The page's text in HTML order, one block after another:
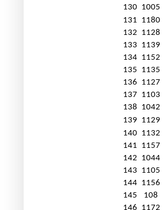
130 1005
131 1180
132 1128
133 1139
134 1152
135 1135
136 1127
137 1103
138 1042
139 1129
140 1132
141 1157
142 1044
143 1105
144 1156
145
108
146 1172